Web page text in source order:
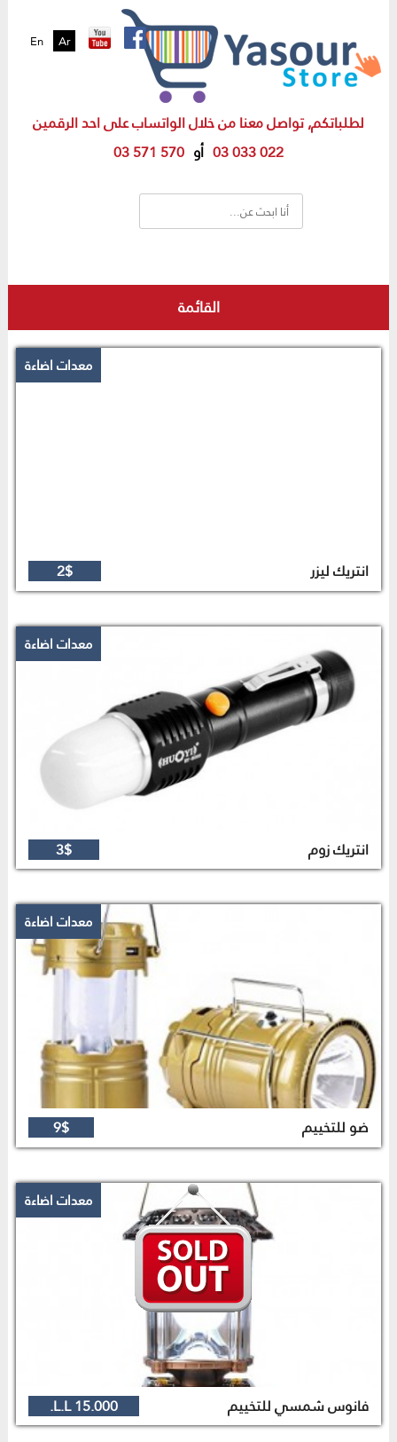
لطلباتكم, تواصل معنا من خلال الواتساب على احد الرقمين
03 571 570 أو 03 033 022
Ar
En
القائمة
معدات اضاءة
انتريك ليزر 2$
معدات اضاءة
انتريك زوم 3$
معدات اضاءة
ضو للتخييم 9$
معدات اضاءة
فانوس شمسي للتخييم 15.000 L.L.